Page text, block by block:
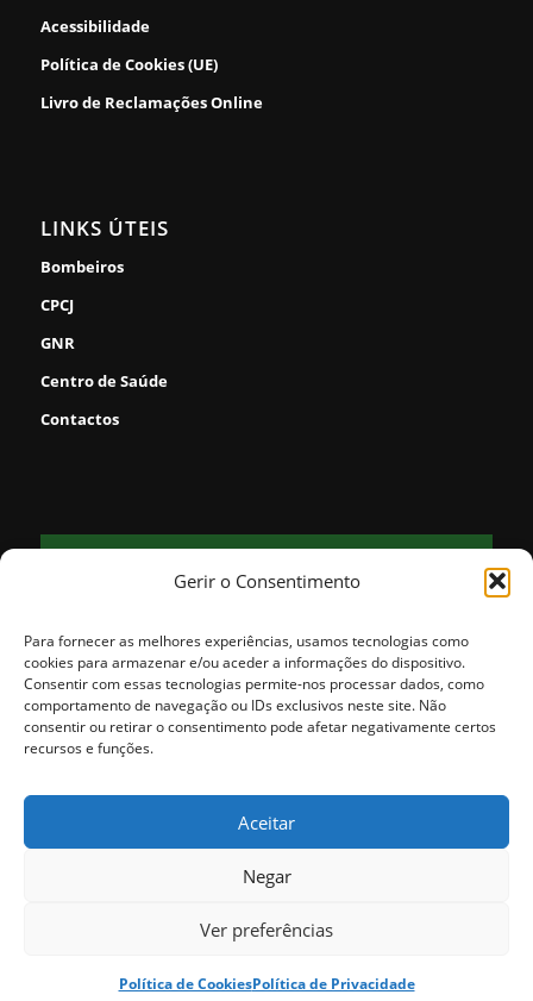
Gerir o Consentimento
Para fornecer as melhores experiências, usamos tecnologias como
cookies para armazenar e/ou aceder a informações do dispositivo.
Consentir com essas tecnologias permite-nos processar dados, como
comportamento de navegação ou IDs exclusivos neste site. Não
consentir ou retirar o consentimento pode afetar negativamente certos
recursos e funções.
Aceitar
Negar
Ver preferências
Política de CookiesPolítica de Privacidade
Acessibilidade
Política de Cookies (UE)
Livro de Reclamações Online
LINKS ÚTEIS
Bombeiros
CPCJ
GNR
Centro de Saúde
Contactos
FORNOS
21
vento: 2m/s NNE
MAX 21 • MIN 21
29° 25 °
reservados. | Desenvolvido pela